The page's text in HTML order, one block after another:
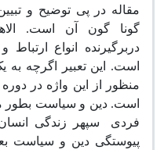
مقاله در پی توضیح و
گونا گون آن است.
دربرگیرنده انواع
است. این تعبیر اگرچه
منظور از این واژه در
است. دین و سیاست بطور
فردی
سپهر زندگی
پیوستگی دین و سیاست